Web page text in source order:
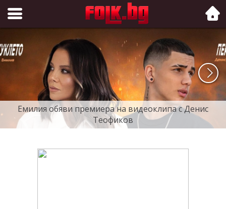
Folk.bg
Емилия обяви премиера на видеоклипа с Денис
Теофиков